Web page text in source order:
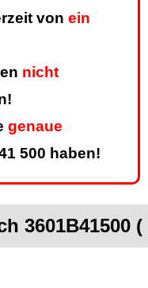
von ein
nicht
genaue
500 haben!
3601B41500 (